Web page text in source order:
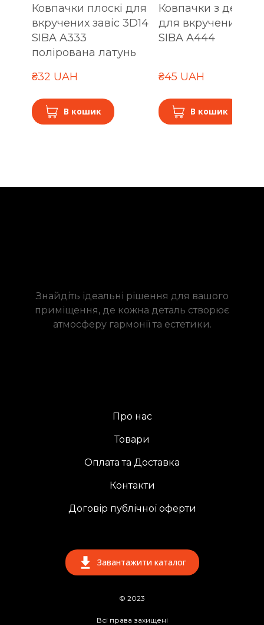
Ковпачки плоскі для
вкручених завіс 3D14
SIBA A333
полірована латунь
₴32 UAH
В кошик
Ковпачки з
для вкручених
SIBA A444
₴45 UAH
В кошик
Знайдіть ідеальні рішення для вашого
приміщення, де кожна деталь створює
атмосферу гармонії та естетики.
Про нас
Товари
Оплата та Доставка
Контакти
Договір публічної оферти
Завантажити каталог
© 2023
Всі права захищені